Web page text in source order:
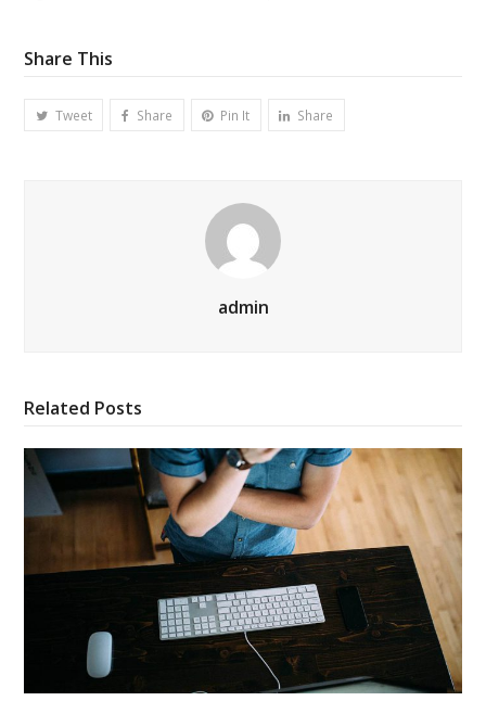
Share This
Tweet Share Pin It Share
admin
Related Posts